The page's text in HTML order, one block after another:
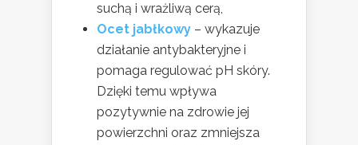
suchą i wrażliwą cerą,
Ocet jabłkowy – wykazuje
działanie antybakteryjne i
pomaga regulować pH skóry.
Dzięki temu wpływa
pozytywnie na zdrowie jej
powierzchni oraz zmniejsza